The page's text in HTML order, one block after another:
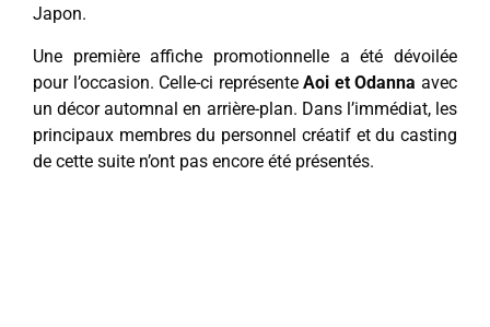
Japon.
Une première affiche promotionnelle a été dévoilée
pour l’occasion. Celle-ci représenteAoi et Odanna avec
un décor automnal en arrière-plan. Dans l’immédiat, les
principaux membres du personnel créatif et du casting
de cette suite n’ont pas encore été présentés.